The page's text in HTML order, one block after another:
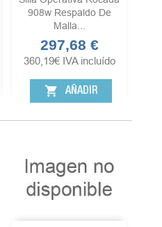
908w Respaldo De
Malla...
Precio
297,68 €
360,19€ IVA incluído
shopping_cart AÑADIR